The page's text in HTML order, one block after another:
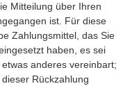
Mitteilung über Ihren
ist. Für diese
Zahlungsmittel, das Sie
haben, es sei
anderes vereinbart;
Rückzahlung